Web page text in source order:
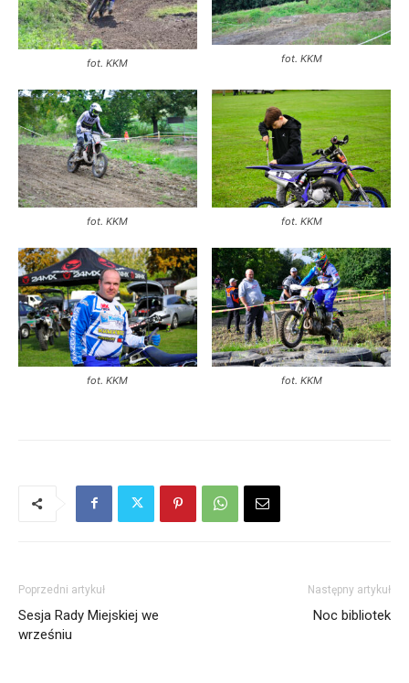
fot. KKM fot. KKM
fot. KKM fot. KKM
fot. KKM fot. KKM
Poprzedni artykuł
Sesja Rady Miejskiej we
wrześniu
Następny artykuł
Noc bibliotek